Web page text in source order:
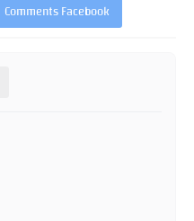
Comments Facebook